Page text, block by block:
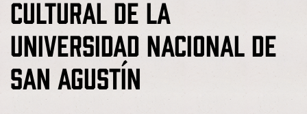
Cultural de la
Universidad Nacional de
San Agustín